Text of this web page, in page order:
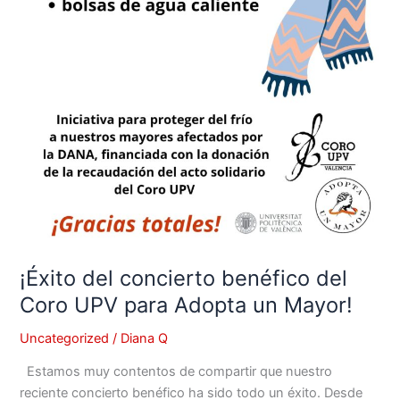
¡Éxito del concierto benéfico del
Coro UPV para Adopta un Mayor!
Uncategorized / Diana Q
Estamos muy contentos de compartir que nuestro
reciente concierto benéfico ha sido todo un éxito. Desde